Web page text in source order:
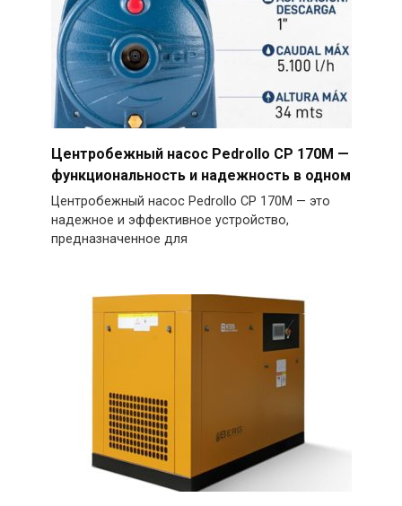
Центробежный насос Pedrollo CP 170M —
функциональность и надежность в одном
Центробежный насос Pedrollo CP 170M — это
надежное и эффективное устройство,
предназначенное для